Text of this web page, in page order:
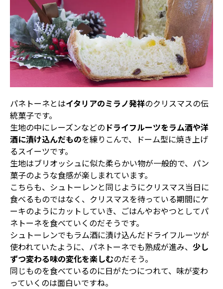
パネトーネとはイタリアのミラノ発祥のクリスマスの伝
統菓子です。
生地の中にレーズンなどの ドライフルーツをラム酒や洋
酒に漬け込んだものを練りこんで、ドーム型に焼き上げ
るスイーツです。
生地はブリオッシュに似た柔らかい物が一般的で、パン
菓子のような食感が楽しまれています。
こちらも、シュトーレンと同じようにクリスマス当日に
食べるものではなく、クリスマスを待っている期間にケ
ーキのようにカットしていき、ごはんやおやつとしてパ
ネトーネを食べていくのだそうです。
シュトーレンでもラム酒に漬け込んだドライフルーツが
使われていたように、パネトーネでも熟成が進み、 少し
ずつ変わる味の変化を楽しむのだそう。
同じものを食べているのに日がたつにつれて、味が変わ
っていくのは面白いですね。